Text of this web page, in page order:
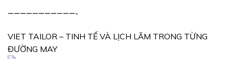
———————————-
VIET TAILOR – TINH TẾ VÀ LỊCH LÃM TRONG TỪNG
ĐƯỜNG MAY